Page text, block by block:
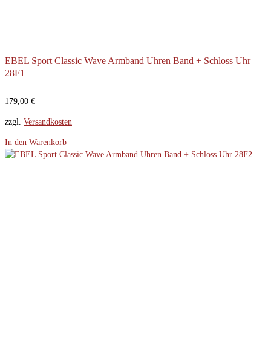
EBEL Sport Classic Wave Armband Uhren Band + Schloss Uhr
28F1
179,00 €
zzgl. Versandkosten
In den Warenkorb